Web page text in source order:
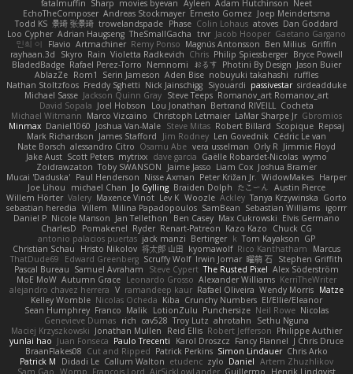
fatalmuffin Sharp movies byevan Ayleen Adam Hutchinson Neet
EchoTheComposer Andreas Stockmayer Ernesto Gomez Joep Meindertsma
Todd KS 景琦 张景琦 trowelandspade Phase Colin Lohaus atoves Dan Goddard
Loo Cypher Adrian Haugseng TheSmallGacha trvr Jacob Hooper Gaetano Gargano
민희 이
Flavio Artmachiner Remy Ponso Magnús Antonsson Ben Milius Griffin
rayhaan.3d
Skyro Rain Violetta Radkevich Chris Philip Spiessberger Bryce Powell
BladedBadge Rafael Perez-Torro Nemnomi おるす Photini By Design Jason Buier
AblazZe Rom1 Serin Jameson Aden Bise nobuyuki takahashi
ruffles
Nathan Stoltzfoos Freddy Sghetti Nick Jainschigg Siyouardi passivestar sirdeadduke
Michael Sasse Jackson Quinn Gray Steve Teeps Romanov_art Romanov_art
David Sopala Joel Hobson Lou Jonathan Bertrand RIVEILL Cocheta
Michael Witmann Marco Vizcaino Christoph Letmaier LaMar Sharpe Jr Gbromios
Minmax Daniel1060 Joshua Van-Male Steve Mitas Robert Billard Scopique Repsaj
Mark Richardson James Stafford Jim Rodney Len Govednik Cédric Le van
Nate Borsch alessandro Citro Osamu Abe vera usselman Orly R Jimmie Floyd
Jake Aust Scott Peters mytrixx dave garcia Gaëlle Robardet-Nicolas wymo
Zoidrawzaton Toby SWANSON Jaime Jasso Liam Cox Joshua Bramer
Mucai 'Daduska' Paul Henderson Nisse Axman Peter Križan Jr. WidowMakes Harper
Joe Lihou
michael Chan Jo Gylling Braiden Dolph たこーん Austin Pierce
Willem Hörter Valery Maxence Vinot Lev K Woozle Ackley Tanya Krzywinska Gorto
sebastian heredia Villem Milina Papadopoulos SamBean Sebastian Williams igorrr
Daniel P Nicole Manson Jan Tellethon Ben Casey Max Cukrowski Elvis Germano
CharlesD
Pomakenel Ryder Renart-Patreon Kazo Kazo
Chuck CG
antonio palacios puertas jack manzi Bertinger k Tom Kayakson GP
Christian Schau
Hristo Nikolov 将太郎 山田 kyomawolf Rico Kanthatham
Marcus
ThatDude69
Edward Greenberg Scruffy Wolf Irwin Jomar 曜萌 石 Stephen Griffith
Pascal Bureau Samuel Avraham Steve Cypert The Rusted Pixel Alex Söderström
MoE MoW Autumn Grace Leonardo Grosso Alexander Williams KerriTheWriter
alejandro chavez herrera V ramandeep kaur Rafael Oliveira Wendy Morris Matze
Kelley Womble Nicolas Ocheda Kiba Crunchy Numbers El/Ellie/Eleanor
Sean Humphrey Franco Malik LotionZulu Punchersize Neil Rowe Nicolas
Genevieve Dumas rich cav528 Troy Lutz ahrotahn
Sethu Nguna
Maciej Krzyszkowski Jonathan Mullen Reid Ellis Robert Jefferson Philippe Authier
yunlai hao Juan Fonseca Paulo Trecenti Karol Droszcz Fancy Flannel J Chris Druce
BraanFlakes08 Cut and Ripped Patrick Perkins Simon Lindauer Chris Arko
Patrick M
Didadi Le Callum Walton etudenc zylo Daniel Artem Zhuzhlikov
Sam Gao Womp Francois Lord AirSickLowLander Guillermo
Henrik Lindqvist